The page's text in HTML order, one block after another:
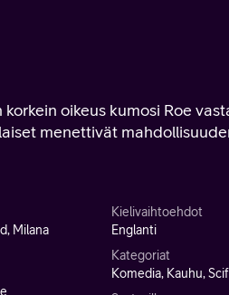
oikeus kumosi Roe
menettivät
Milana
Kielivaihtoehdot
Englanti
Kategoriat
Komedia, Kauhu,